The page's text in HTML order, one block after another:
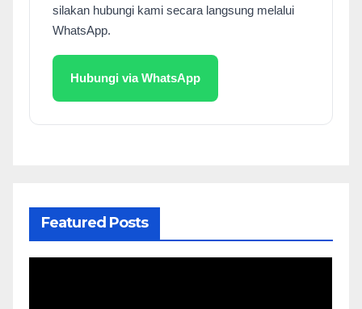
silakan hubungi kami secara langsung melalui
WhatsApp.
Hubungi via WhatsApp
Featured Posts